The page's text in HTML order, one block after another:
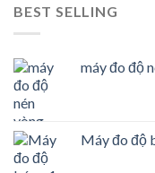
BEST SELLING
máy đo độ
Máy đo độ